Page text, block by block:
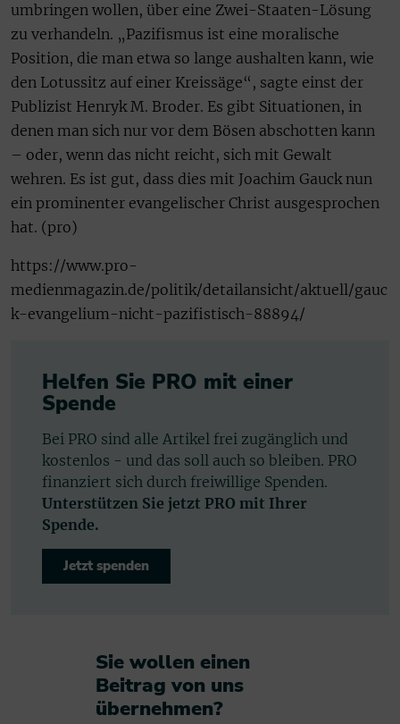
umbringen wollen, über eine Zwei-Staaten-Lösung
zu verhandeln. „Pazifismus ist eine moralische
Position, die man etwa so lange aushalten kann, wie
den Lotussitz auf einer Kreissäge“, sagte einst der
Publizist Henryk M. Broder. Es gibt Situationen, in
denen man sich nur vor dem Bösen abschotten kann
– oder, wenn das nicht reicht, sich mit Gewalt
wehren. Es ist gut, dass dies mit Joachim Gauck nun
ein prominenter evangelischer Christ ausgesprochen
hat. (pro)
https://www.pro-
medienmagazin.de/politik/detailansicht/aktuell/gauc
k-evangelium-nicht-pazifistisch-88894/
Helfen Sie PRO mit einer
Spende
Bei PRO sind alle Artikel frei zugänglich und
kostenlos - und das soll auch so bleiben. PRO
finanziert sich durch freiwillige Spenden.
Unterstützen Sie jetzt PRO mit Ihrer
Spende.
Jetzt spenden
Sie wollen einen
Beitrag von uns
übernehmen?​